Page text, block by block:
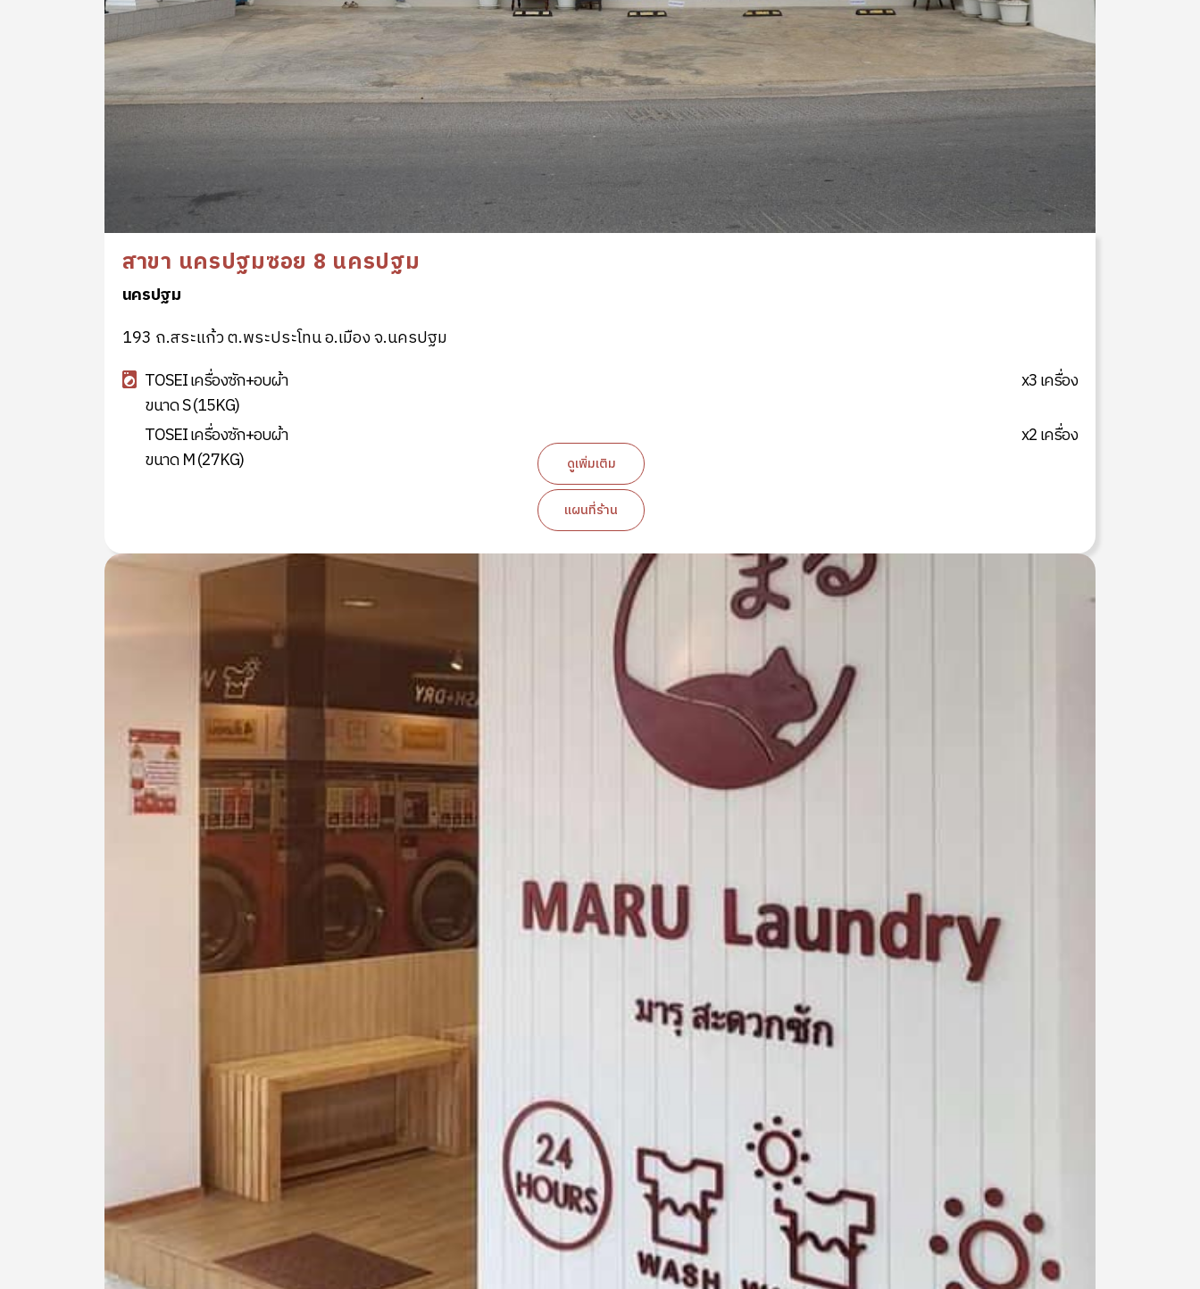
สาขา นครปฐมซอย 8 นครปฐม
นครปฐม
193 ถ.สระแก้ว ต.พระประโทน อ.เมือง จ.นครปฐม
TOSEI เครื่องซัก+อบผ้า
ขนาด S (15KG)
x3 เครื่อง
TOSEI เครื่องซัก+อบผ้า
ขนาด M (27KG)
x2 เครื่อง
ดูเพิ่มเติม
แผนที่ร้าน